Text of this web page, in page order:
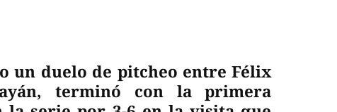
un duelo de pitcheo entre Félix
terminó con la primera